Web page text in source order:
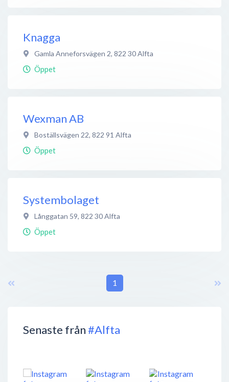
Senaste från#Alfta
Knagga
Gamla Anneforsvägen 2, 822 30Alfta
Öppet
Wexman AB
Boställsvägen 22, 822 91 Alfta
Öppet
Systembolaget
Långgatan 59, 822 30Alfta
Öppet
1